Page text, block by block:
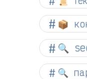
📦
🔍
🔍